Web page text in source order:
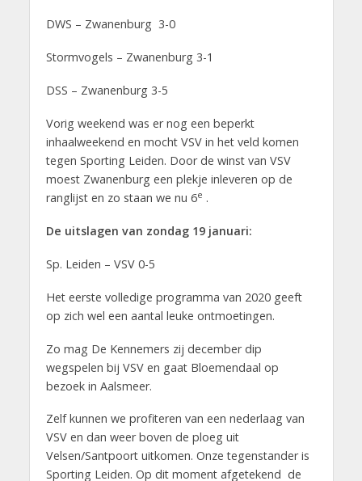
DWS – Zwanenburg 3-0
Stormvogels – Zwanenburg 3-1
DSS – Zwanenburg 3-5
Vorig weekend was er nog een beperkt
inhaalweekend en mocht VSV in het veld komen
tegen Sporting Leiden. Door de winst van VSV
moest Zwanenburg een plekje inleveren op de
ranglijst en zo staan we nu 6e .
De uitslagen van zondag 19 januari:
Sp. Leiden – VSV 0-5
Het eerste volledige programma van 2020 geeft
op zich wel een aantal leuke ontmoetingen.
Zo mag De Kennemers zij december dip
wegspelen bij VSV en gaat Bloemendaal op
bezoek in Aalsmeer.
Zelf kunnen we profiteren van een nederlaag van
VSV en dan weer boven de ploeg uit
Velsen/Santpoort uitkomen. Onze tegenstander is
Sporting Leiden. Op dit moment afgetekend de